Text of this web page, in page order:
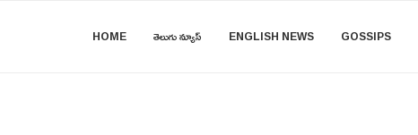
HOME తెలుగు న్యూస్ ENGLISH NEWS GOSSIPS